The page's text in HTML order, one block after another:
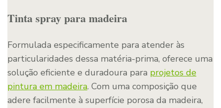
Tinta spray para madeira
Formulada especificamente para atender às
particularidades dessa matéria-prima, oferece uma
solução eficiente e duradoura para projetos de
pintura em madeira. Com uma composição que
adere facilmente à superfície porosa da madeira,